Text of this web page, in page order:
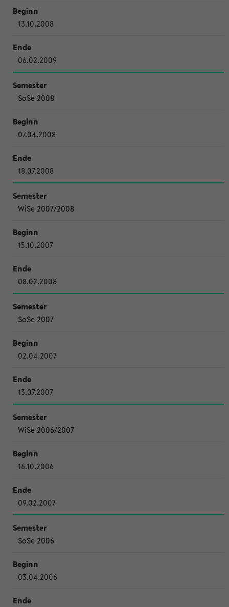
13.10.2008
06.02.2009
SoSe 2008
07.04.2008
18.07.2008
WiSe 2007/2008
15.10.2007
08.02.2008
SoSe 2007
02.04.2007
13.07.2007
WiSe 2006/2007
16.10.2006
09.02.2007
SoSe 2006
03.04.2006